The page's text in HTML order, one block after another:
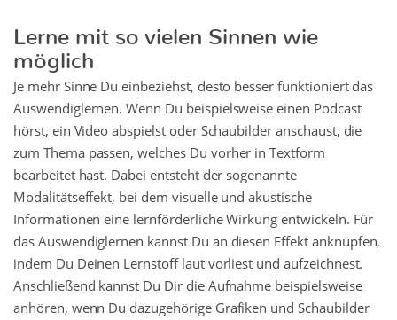
Lerne mit so vielen Sinnen wie
möglich
Je mehr Sinne Du einbeziehst, desto besser funktioniert das
Auswendiglernen. Wenn Du beispielsweise einen Podcast
hörst, ein Video abspielst oder Schaubilder anschaust, die
zum Thema passen, welches Du vorher in Textform
bearbeitet hast. Dabei entsteht der sogenannte
Modalitätseffekt, bei dem visuelle und akustische
Informationen eine lernförderliche Wirkung entwickeln. Für
das Auswendiglernen kannst Du an diesen Effekt anknüpfen,
indem Du Deinen Lernstoff laut vorliest und aufzeichnest.
Anschließend kannst Du Dir die Aufnahme beispielsweise
anhören, wenn Du dazugehörige Grafiken und Schaubilder